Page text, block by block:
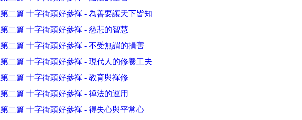
第二篇 十字街頭好參禪 - 為善要讓天下皆知
第二篇 十字街頭好參禪 - 慈悲的智慧
第二篇 十字街頭好參禪 - 不受無謂的損害
第二篇 十字街頭好參禪 - 現代人的修養工夫
第二篇 十字街頭好參禪 - 教育與禪修
第二篇 十字街頭好參禪 - 禪法的運用
第二篇 十字街頭好參禪 - 得失心與平常心